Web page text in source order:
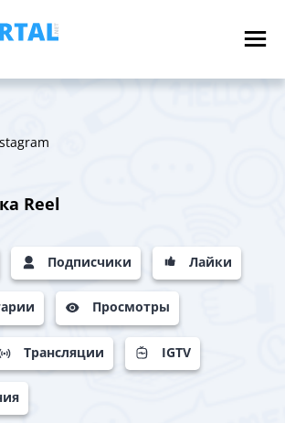
Reel
Подписчики Лайки
Просмотры
Трансляции IGTV